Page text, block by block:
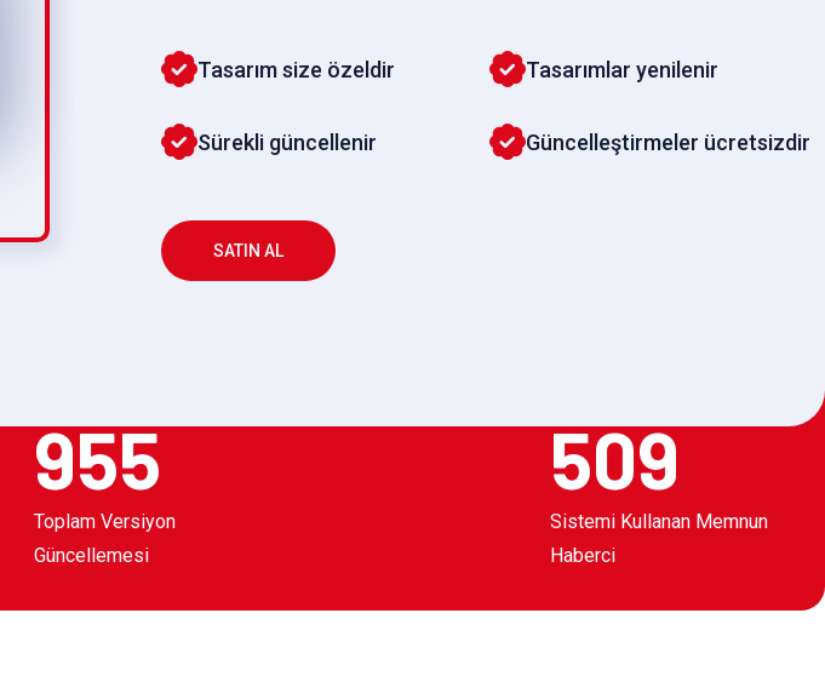
Tasarım size özeldir
Sürekli güncellenir
Tasarımlar yenilenir
Güncelleştirmeler ücretsizdir
SATIN AL
955
Toplam Versiyon
Güncellemesi
509
Sistemi Kullanan Memnun
Haberci